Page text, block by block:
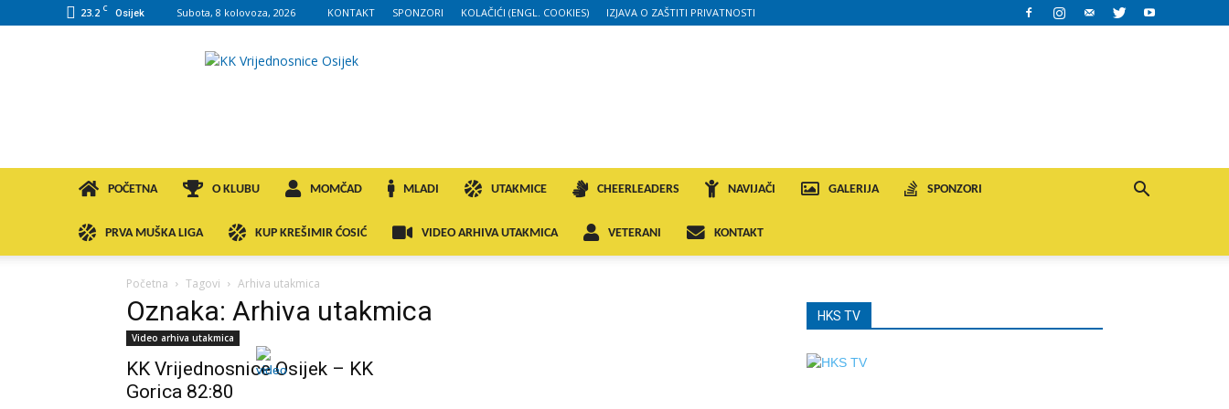
23.2 C Osijek Subota, 8 kolovoza, 2026 KONTAKT SPONZORI KOLAČIĆI (ENGL. COOKIES) IZJAVA O ZAŠTITI PRIVATNOSTI
POČETNA O KLUBU MOMČAD MLADI UTAKMICE CHEERLEADERS NAVIJAČI GALERIJA SPONZORI
PRVA MUŠKA LIGA KUP KREŠIMIR ĆOSIĆ VIDEO ARHIVA UTAKMICA VETERANI KONTAKT
Početna Tagovi Arhiva utakmica
Oznaka: Arhiva utakmica
Video arhiva utakmica
KK Vrijednosnice Osijek – KK
Gorica 82:80
HKS TV